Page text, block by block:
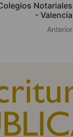
Notariales
- Valencia
Anterior